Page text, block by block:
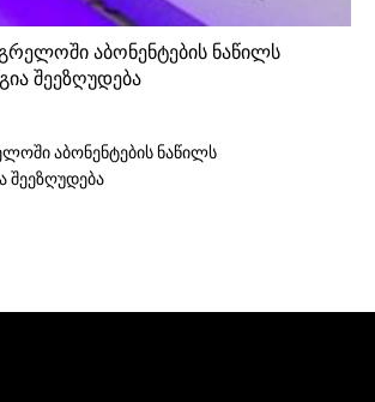
აბონენტების ნაწილს
შეეზღუდება
აბონენტების ნაწილს
შეეზღუდება